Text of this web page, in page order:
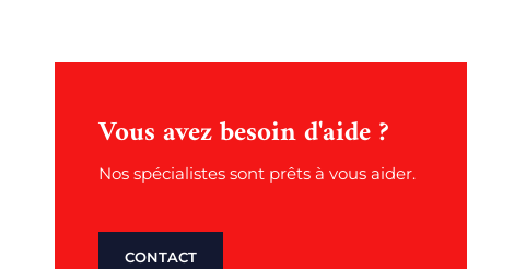
Vous avez besoin d'aide ?
Nos spécialistes sont prêts à vous aider.
CONTACT